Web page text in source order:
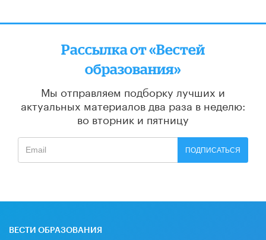
Рассылка от «Вестей
образования»
Мы отправляем подборку лучших и
актуальных материалов два раза в неделю:
во вторник и пятницу
ПОДПИСАТЬСЯ
ВЕСТИ ОБРАЗОВАНИЯ